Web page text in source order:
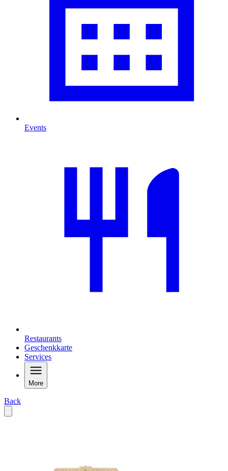
Events
Restaurants
Geschenkkarte
Services
More
Back